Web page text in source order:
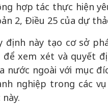
hợp tác thực hiện
2, Điều 25 của dự
định này tạo cơ sở
để xem xét và quyết
nước ngoài với mục
nghiệp trong các